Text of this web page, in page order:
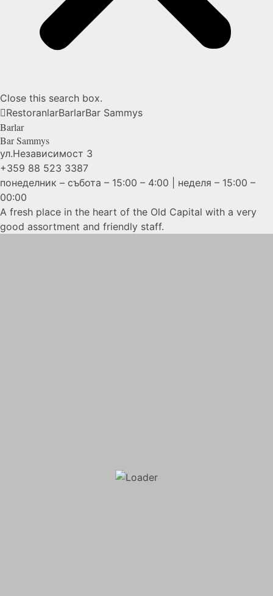
Close this search box.
RestoranlarBarlarBar Sammys
Barlar
BarSammys
ул.Независимост 3
+359 88 523 3387
понеделник – събота – 15:00 – 4:00 | неделя – 15:00 –
00:00
A fresh place in the heart of the Old Capital with a very
good assortment and friendly staff.